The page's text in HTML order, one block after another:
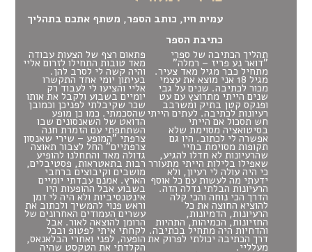
עמית חיו, כותב הספר, משתף אתכם בתהליך
כתיבת הספר
תהליך הכתיבה של ספרי
"דואר נע פריז – רמלה"
מתחיל כבר מגיל מאד צעיר.
מגיל 18 אני מוצא את עצמי
מכור לכתיבה. שנים על גבי
שנים הייתי מתרוצץ עם עט
ופנקס קטן בתיק ומשרבב
רעיונות לכתיבה. לעתים הייתי
חש תסכול אם הייתי
בסיטואציה מסוימת שלא
אפשרה לי לכתוב. היו גם
תקופות מסוימת בחיי
שהרעיונות לא חדלו להגיע,
שאפילו בלילות הייתי מתעורר
כי היה עולה לי רעיון, ולא
ידעתי מה לעשות עם כל אוסף
הרעיונות הבלתי נדלה הזה.
הדרך הכי נוחה והכי קלה
להוציא החוצה את כל
הרעיונות, הדמיונות,
החזיונות, הכמיהות, התהיות
והדחיות היה מתחיל בכתיבה.
דרך הכתיבה יכולתי לפרוק את
מעלליי.
פתאום רצף של הצעות עבודה
מאד טובות התחילו לזרום אליי
והיה קשה לי לסרב להן.
בעיתון יומי אחד התקשרו
אליי והציעו לי לעבוד רק
יומיים בשבוע ולקבל את אותו
שכר שקיבלתי לפניכן וכמובן
שהסכמתי. כמו כן מופע
הדואט של השאנסונים שבו
השתתפתי עם הזמרת חנה
צרפתי "המופע – שירי שאנסון
צרפתיים" החל לצבור תאוצה
גדולה מאד והתחלנו להופיע
רבות בתאטראות, פסטיבלים,
מושבים וקיבוצים ברחבי
הארץ. אמנם עבדתי יומיים
בשבוע אבל ההופעות היו
אינטנסיביות ולא היה לי זמן
וראש פנוי להמשיך ולכתוב את
עשרים העמודים האחרונים של
הרומן להוצאה לאור. אבל
לקחתי איתי לפטופ ובכל
הופעה, לפני ואחרי הבלאנאס,
הקלדתי את הטקסט שהיה